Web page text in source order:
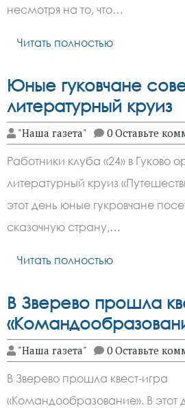
несмотря на то, что…
Читать полностью
Юные гуковчане
литературный круиз
"Наша газета" 0 Оставьте
Работники клуба «24» в Гуково
литературный круиз
этот день юные гукровчане
сказочную страну,…
Читать полностью
В Зверево прошла
"Наша газета" 0 Оставьте
В Зверево прошла квест-игра
«Командообразование». В этот